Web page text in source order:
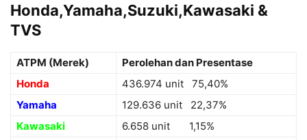
Honda,Yamaha,Suzuki,Kawasaki &
TVS
ATPM (Merek)
Perolehan dan Presentase
Honda
436.974 unit 75,40%
Yamaha
129.636 unit 22,37%
Kawasaki
6.658 unit 1,15%